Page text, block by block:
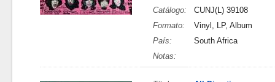
Catálogo:
CUNJ(L) 39108
Formato:
Vinyl, LP, Album
País:
South Africa
Notas: